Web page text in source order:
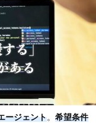
ージェント。 希望条件